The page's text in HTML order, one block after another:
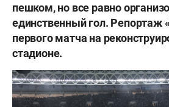
пешком, но все равно
единственный гол. Репортаж
первого матча на
стадионе.